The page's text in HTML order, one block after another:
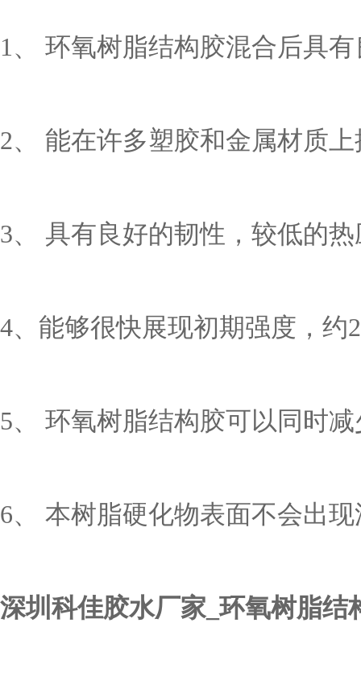
1、 环氧树脂结构胶混合后具
2、 能在许多塑胶和金属材质
3、 具有良好的韧性，较低的
4、 能够很快展现初期强度，约
5、 环氧树脂结构胶可以同时
6、 本树脂硬化物表面不会出
深圳科佳胶水厂家 _环氧树脂